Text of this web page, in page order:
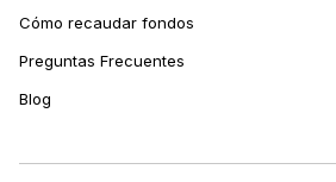
Cómo recaudar fondos
Preguntas Frecuentes
Blog